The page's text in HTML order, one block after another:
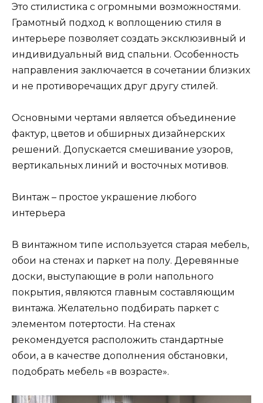
Это стилистика с огромными возможностями.
Грамотный подход к воплощению стиля в
интерьере позволяет создать эксклюзивный и
индивидуальный вид спальни. Особенность
направления заключается в сочетании близких
и не противоречащих друг другу стилей.
Основными чертами является объединение
фактур, цветов и обширных дизайнерских
решений. Допускается смешивание узоров,
вертикальных линий и восточных мотивов.
Винтаж – простое украшение любого
интерьера
В винтажном типе используется старая мебель,
обои на стенах и паркет на полу. Деревянные
доски, выступающие в роли напольного
покрытия, являются главным составляющим
винтажа. Желательно подбирать паркет с
элементом потертости. На стенах
рекомендуется расположить стандартные
обои, а в качестве дополнения обстановки,
подобрать мебель «в возрасте».